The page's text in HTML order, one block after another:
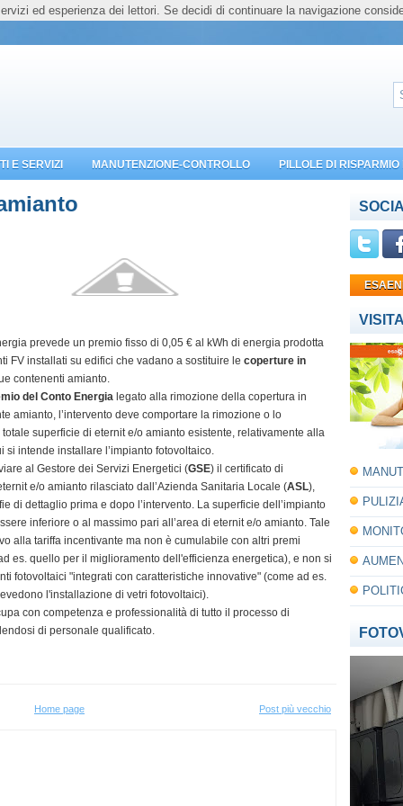
E SERVIZI MANUTENZIONE-CONTROLLO PILLOLE DI RISPARMIO
prevede un premio fisso di 0,05 € al kWh di energia prodotta
FV installati su edifici che vadano a sostituire le coperture in
contenenti amianto.
del Conto Energia legato alla rimozione della copertura in
amianto, l’intervento deve comportare la rimozione o lo
superficie di eternit e/o amianto esistente, relativamente alla
si intende installare l’impianto fotovoltaico.
al Gestore dei Servizi Energetici (GSE) il certificato di
e/o amianto rilasciato dall’Azienda Sanitaria Locale (ASL),
di dettaglio prima e dopo l’intervento. La superficie dell’impianto
inferiore o al massimo pari all’area di eternit e/o amianto. Tale
alla tariffa incentivante ma non è cumulabile con altri premi
es. quello per il miglioramento dell'efficienza energetica), e non si
fotovoltaici "integrati con caratteristiche innovative" (come ad es.
l'installazione di vetri fotovoltaici).
con competenza e professionalità di tutto il processo di
di personale qualificato.
Post più vecchio
Home page
ed esperienza dei lettori. Se decidi di continuare la navigazione